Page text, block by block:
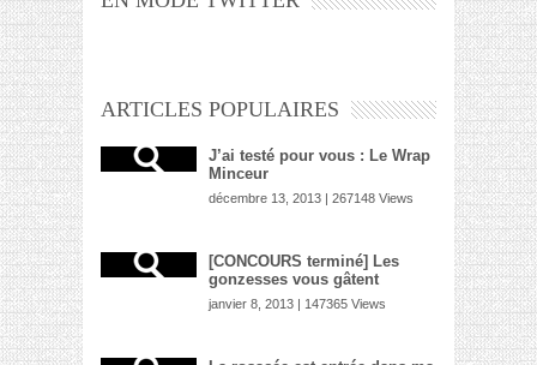
ARTICLES POPULAIRES
J’ai testé pour vous : Le Wrap
Minceur
décembre 13, 2013 | 267148 Views
[CONCOURS terminé] Les
gonzesses vous gâtent
janvier 8, 2013 | 147365 Views